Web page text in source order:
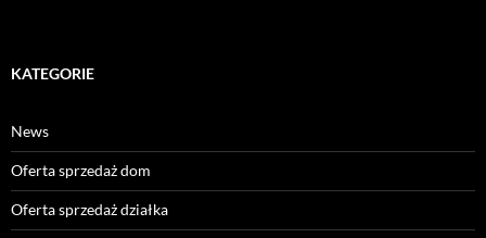
KATEGORIE
News
Oferta sprzedaż dom
Oferta sprzedaż działka